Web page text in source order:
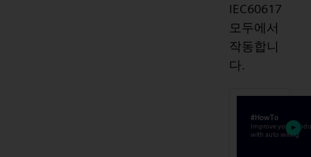
IEC60617
모두에서
작동합니
다.